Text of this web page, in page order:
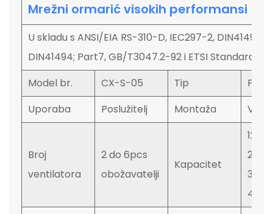
Mrežni ormarić visokih performansi
U skladu s ANSI/EIA RS-310-D, IEC297-2, DIN41491;
DIN41494; Part7, GB/T3047.2-92 i ETSI Standard
Model br.
CX-S-05 Tip
Pod
Uporaba
Poslužitelj Montaža
Broj
ventilatora
2 do 6pcs
obožavatelji
Kapacitet
12U,
27U,
37U,
47U